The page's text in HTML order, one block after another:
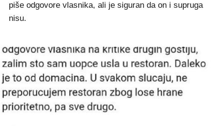
piše odgovore vlasnika, ali je siguran da on i supruga
nisu.